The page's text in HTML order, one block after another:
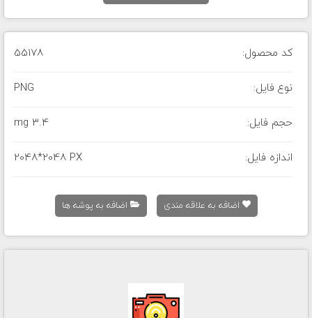
کد محصول: 55178
نوع فایل: PNG
حجم فایل: 3.4 mg
اندازه فایل: 2048*2048 PX
اضافه به علاقه مندی اضافه به پوشه ها